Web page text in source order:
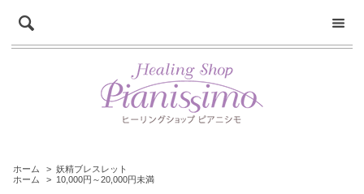
ホーム > 妖精ブレスレット
ホーム
> 10,000円～20,000円未満